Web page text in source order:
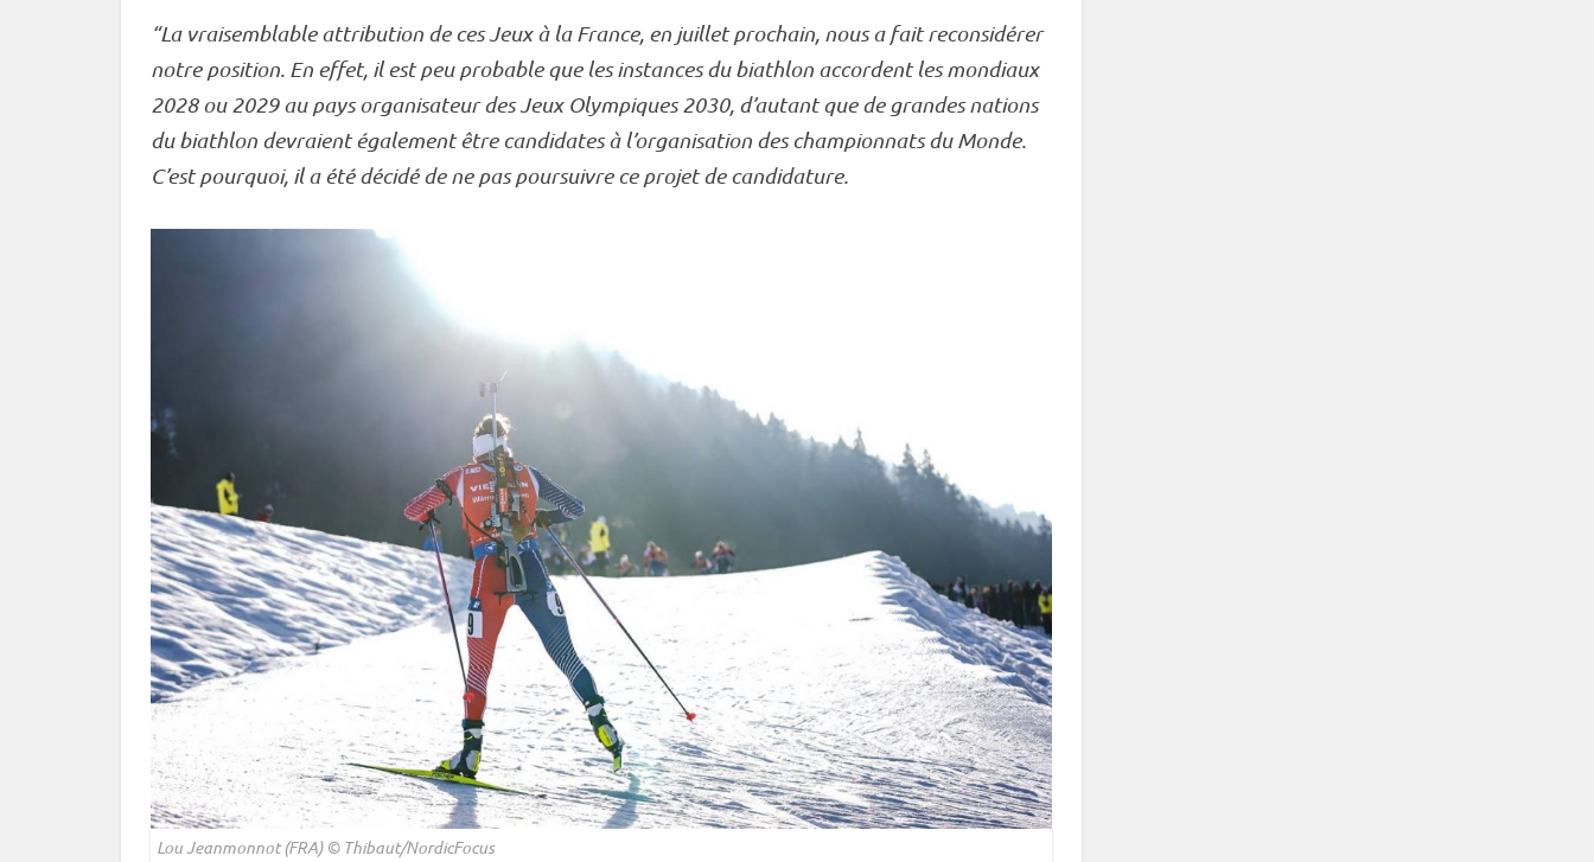
“La vraisemblable attribution de ces Jeux à la France, en juillet prochain, nous a fait reconsidérer
notre position. En effet, il est peu probable que les instances du biathlon accordent les mondiaux
2028 ou 2029 au pays organisateur desJeux Olympiques2030, d’autant que de grandes nations
du biathlon devraient également être candidates à l’organisation deschampionnats du Monde.
C’est pourquoi, il a été décidé de ne pas poursuivre ce projet de candidature.
Lou Jeanmonnot (FRA) © Thibaut/NordicFocus